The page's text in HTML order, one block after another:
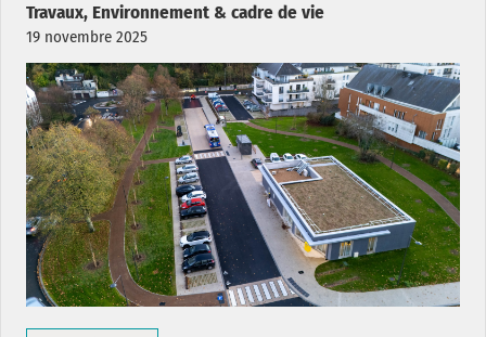
Travaux, Environnement & cadre de vie
19 novembre 2025